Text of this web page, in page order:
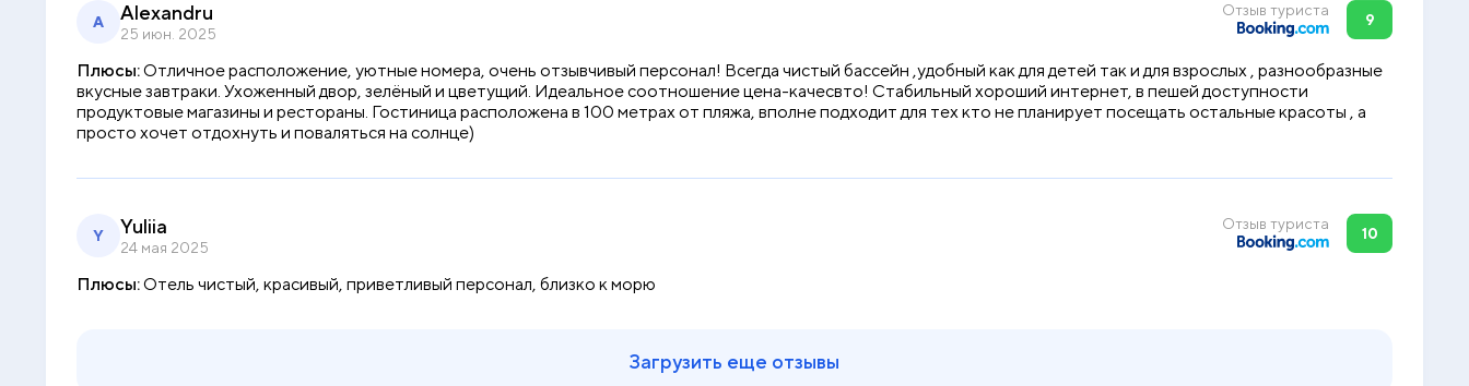
A Alexandru
25 июн. 2025
Отзыв туриста
9
Плюсы:Отличное расположение, уютные номера, очень отзывчивый персонал! Всегда чистый бассейн ,удобный как для детей так и для взрослых , разнообразные
вкусные завтраки. Ухоженный двор, зелёный и цветущий. Идеальное соотношение цена-качесвто! Стабильный хороший интернет, в пешей доступности
продуктовые магазины и рестораны. Гостиница расположена в 100 метрах от пляжа, вполне подходит для тех кто не планирует посещать остальные красоты , а
просто хочет отдохнуть и поваляться на солнце)
Y Yuliia
24 мая 2025
Отзыв туриста
10
Плюсы:Отель чистый, красивый, приветливый персонал, близко к морю
Загрузить еще отзывы